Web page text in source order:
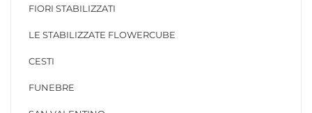
FIORI STABILIZZATI
LE STABILIZZATE FLOWERCUBE
CESTI
FUNEBRE